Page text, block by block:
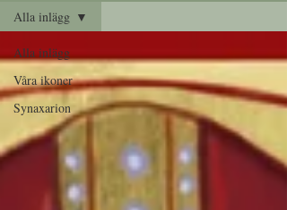
Alla inlägg
Våra ikoner
Synaxarion
Alla inlägg